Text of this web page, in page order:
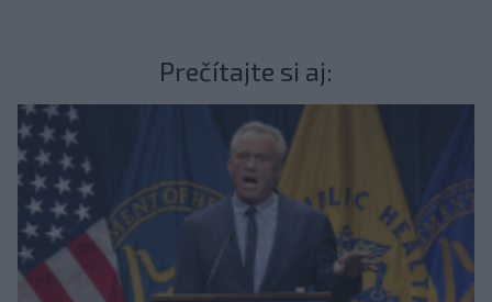
Prečítajte si aj: